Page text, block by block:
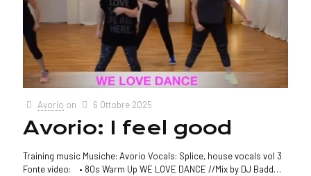
Avorio on 6 Ottobre 2025
Avorio: I feel good
Training music Musiche: Avorio Vocals: Splice, house vocals vol 3
Fonte video: • 80s Warm Up WE LOVE DANCE //Mix by DJ Badd…